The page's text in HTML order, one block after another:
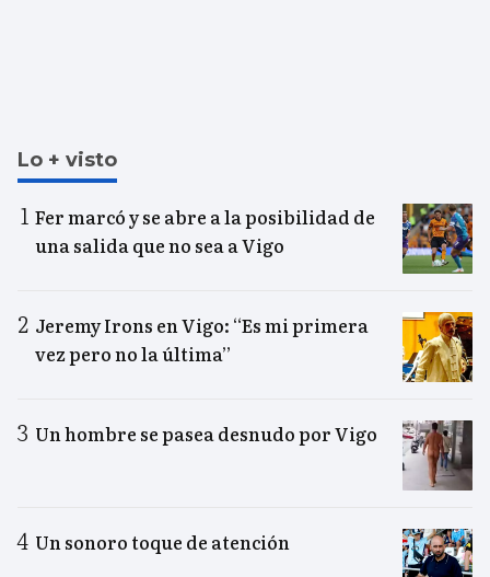
Lo + visto
Fer marcó y se abre a la posibilidad de
una salida que no sea a Vigo
Jeremy Irons en Vigo: “Es mi primera
vez pero no la última”
Un hombre se pasea desnudo por Vigo
Un sonoro toque de atención